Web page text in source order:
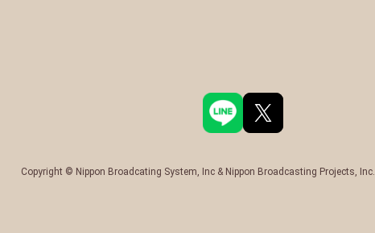
Copyright © Nippon Broadcating System, Inc & Nippon Broadcasting Projects,